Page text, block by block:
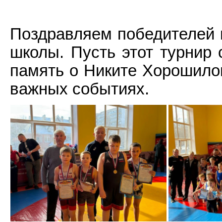
Поздравляем
школы. Пусть этот
память о Никите
важных событиях.